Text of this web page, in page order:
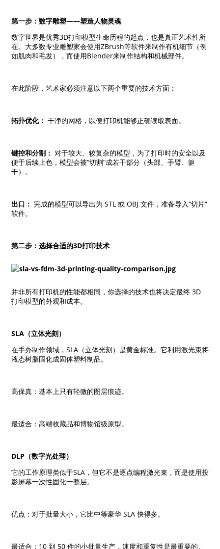
第一步：数字雕塑——塑造人物灵魂
数字世界是优秀3D打印模型生命历程的起点，也是真正艺术性所
在。大多数专业雕塑家会使用ZBrush等软件来制作有机细节（例
如肌肉和毛发），而使用Blender来制作结构和机械部件。
在此阶段，艺术家必须注意以下两个重要的技术方面：
拓扑优化： 干净的网格，以便打印机能够正确读取表面。
键控和分割： 对于较大、较复杂的模型，为了打印时的安全以及
便于后续上色，模型会被“切割”成若干部分（头部、手臂、躯
干）。
出口： 完成的模型可以导出为 STL 或 OBJ 文件，准备导入“切片”
软件。
第二步：选择合适的3D打印技术
并非所有打印机的性能都相同，你选择的技术也将决定最终 3D
打印模型的外观和成本。
SLA（立体光刻）
在手办制作领域，SLA（立体光刻）是黄金标准。它利用激光束将
液态树脂固化成固体塑料制品。
高保真：基本上只有轻微的图层痕迹。
最适合：高端收藏品和博物馆级原型。
DLP（数字光处理）
它的工作原理类似于SLA，但它不是逐点编程激光束，而是使用投
影屏幕一次性固化一整层。
优点：对于批量大小，它比中等豪华 SLA 快得多。
最适合：10 到 50 件的小批量生产，速度和重复性是最重要的。